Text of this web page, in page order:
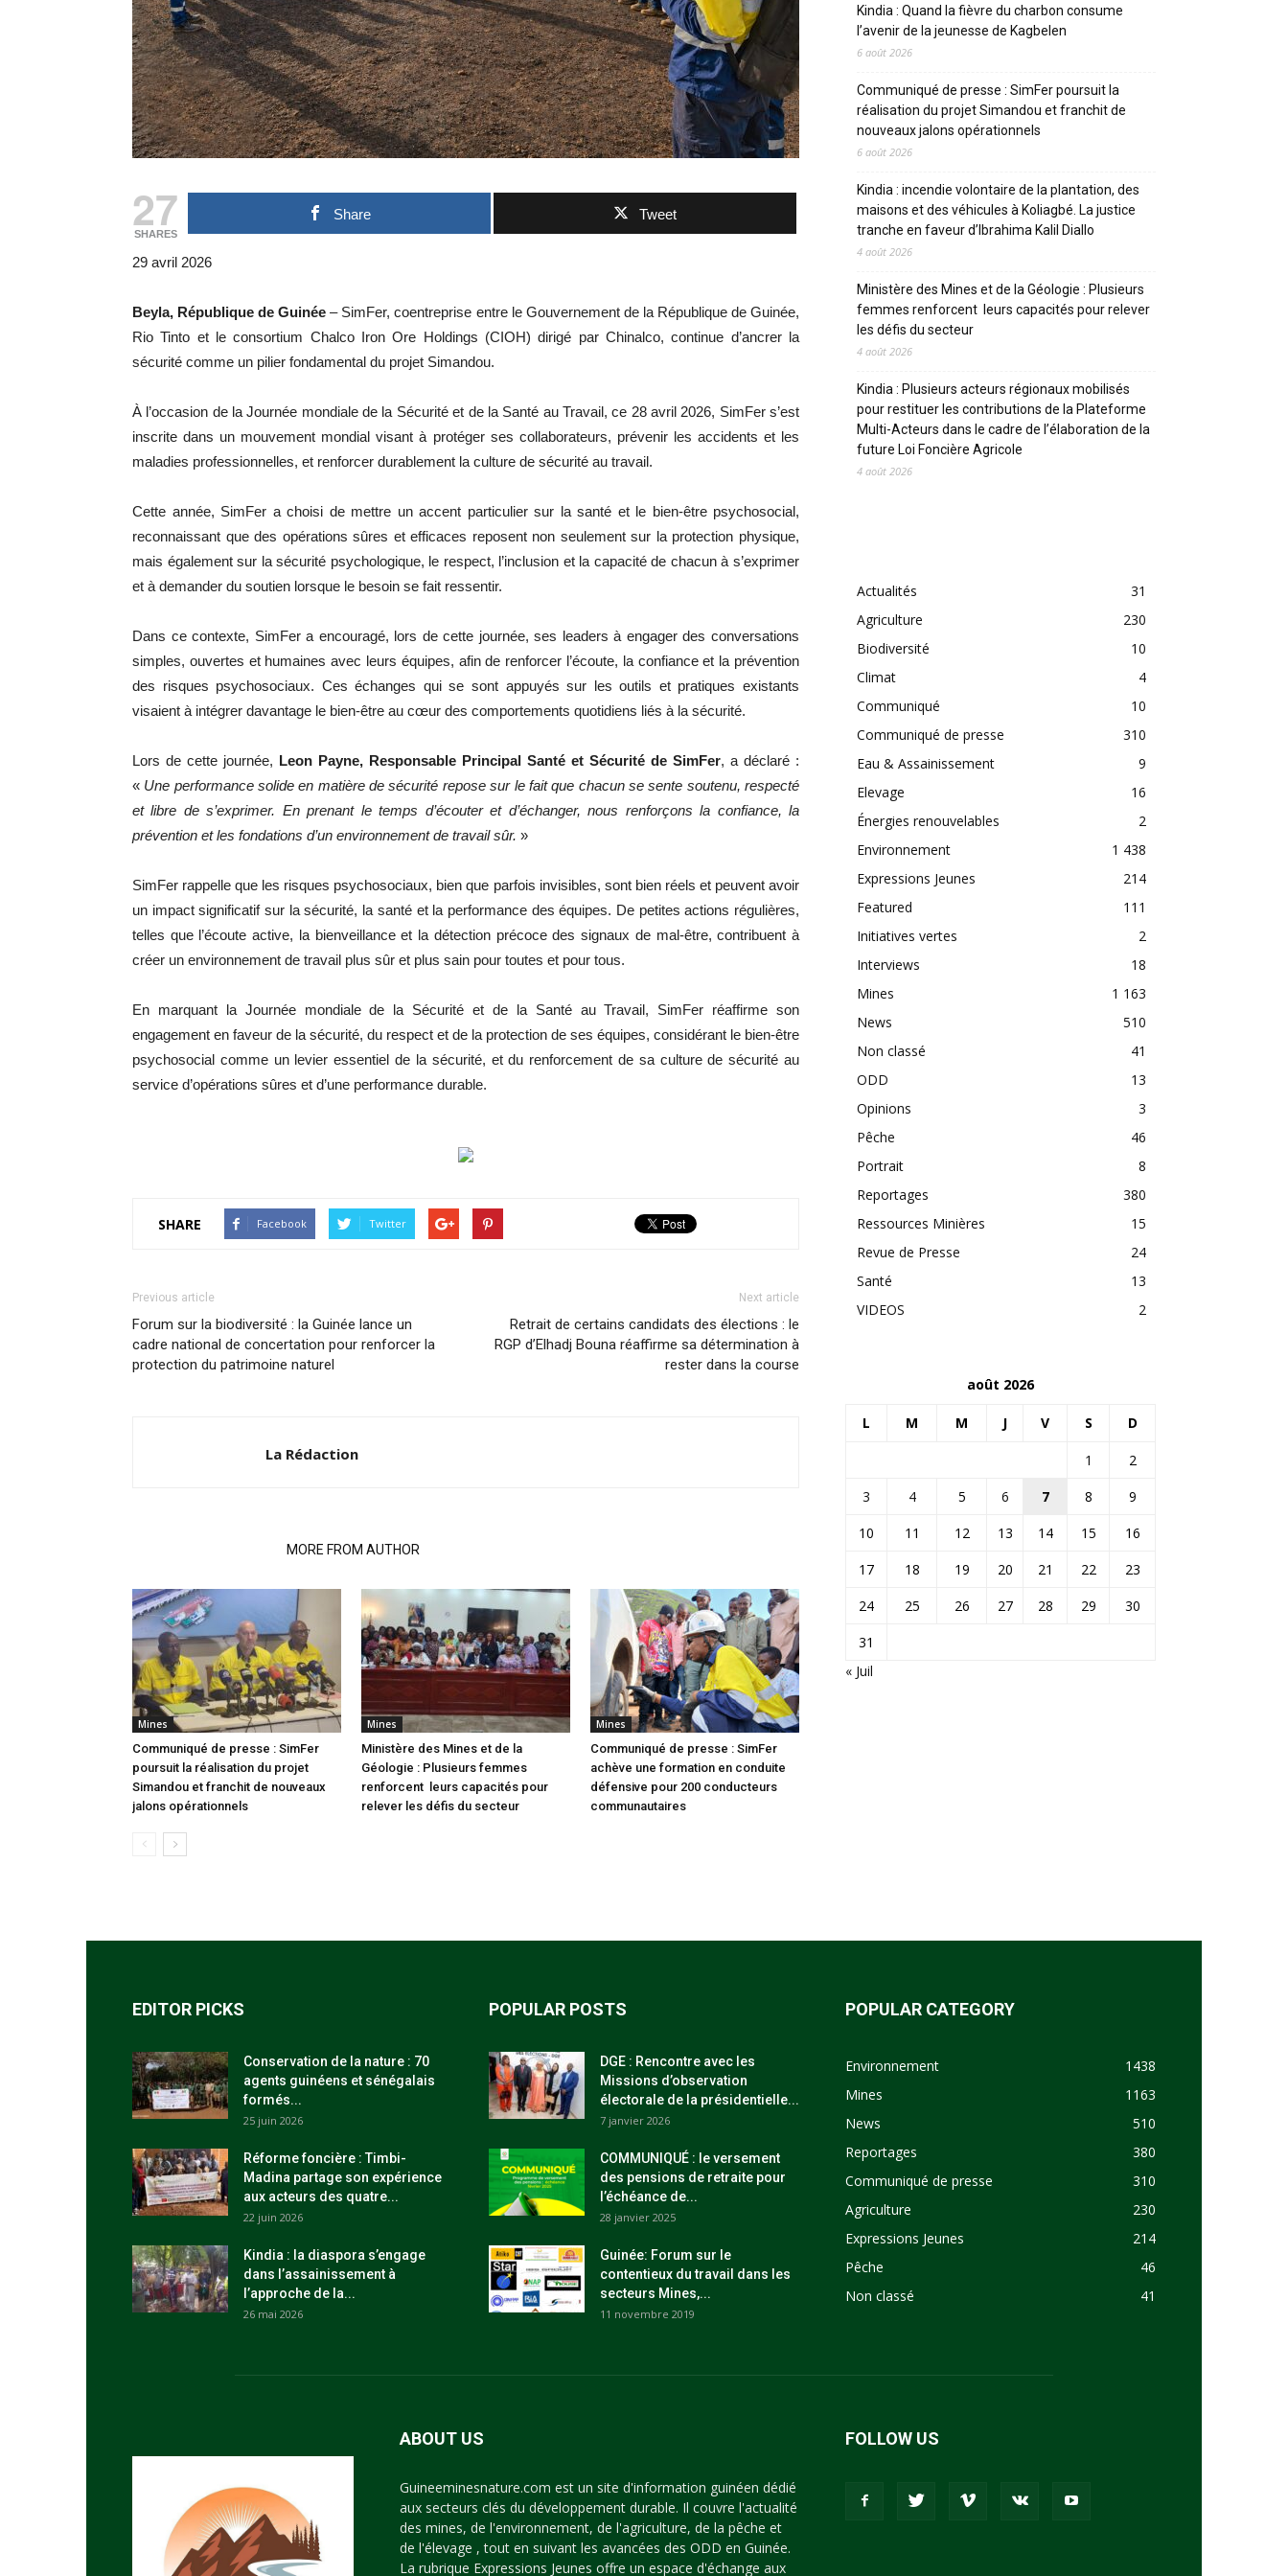
27
SHARES
Share Tweet
29 avril 2026
Beyla, République de Guinée – SimFer, coentreprise entre le Gouvernement de la République de Guinée,
Rio Tinto et le consortium Chalco Iron Ore Holdings (CIOH) dirigé par Chinalco, continue d’ancrer la
sécurité comme un pilier fondamental du projet Simandou.
À l’occasion de la Journée mondiale de la Sécurité et de la Santé au Travail, ce 28 avril 2026, SimFer s’est
inscrite dans un mouvement mondial visant à protéger ses collaborateurs, prévenir les accidents et les
maladies professionnelles, et renforcer durablement la culture de sécurité au travail.
Cette année, SimFer a choisi de mettre un accent particulier sur la santé et le bien‑être psychosocial,
reconnaissant que des opérations sûres et efficaces reposent non seulement sur la protection physique,
mais également sur la sécurité psychologique, le respect, l’inclusion et la capacité de chacun à s’exprimer
et à demander du soutien lorsque le besoin se fait ressentir.
Dans ce contexte, SimFer a encouragé, lors de cette journée, ses leaders à engager des conversations
simples, ouvertes et humaines avec leurs équipes, afin de renforcer l’écoute, la confiance et la prévention
des risques psychosociaux. Ces échanges qui se sont appuyés sur les outils et pratiques existants
visaient à intégrer davantage le bien‑être au cœur des comportements quotidiens liés à la sécurité.
Lors de cette journée, Leon Payne, Responsable Principal Santé et Sécurité de SimFer, a déclaré :
« Une performance solide en matière de sécurité repose sur le fait que chacun se sente soutenu, respecté
et libre de s’exprimer. En prenant le temps d’écouter et d’échanger, nous renforçons la confiance, la
prévention et les fondations d’un environnement de travail sûr. »
SimFer rappelle que les risques psychosociaux, bien que parfois invisibles, sont bien réels et peuvent avoir
un impact significatif sur la sécurité, la santé et la performance des équipes. De petites actions régulières,
telles que l’écoute active, la bienveillance et la détection précoce des signaux de mal‑être, contribuent à
créer un environnement de travail plus sûr et plus sain pour toutes et pour tous.
En marquant la Journée mondiale de la Sécurité et de la Santé au Travail, SimFer réaffirme son
engagement en faveur de la sécurité, du respect et de la protection de ses équipes, considérant le bien‑être
psychosocial comme un levier essentiel de la sécurité, et du renforcement de sa culture de sécurité au
service d’opérations sûres et d’une performance durable.
SHARE Facebook Twitter
Previous article
Forum sur la biodiversité : la Guinée lance un
cadre national de concertation pour renforcer la
protection du patrimoine naturel
Next article
Retrait de certains candidats des élections : le
RGP d’Elhadj Bouna réaffirme sa détermination à
rester dans la course
La Rédaction
MORE FROM AUTHOR
Mines
Communiqué de presse : SimFer
poursuit la réalisation du projet
Simandou et franchit de nouveaux
jalons opérationnels
Mines
Ministère des Mines et de la
Géologie : Plusieurs femmes
renforcent leurs capacités pour
relever les défis du secteur
Mines
Communiqué de presse : SimFer
achève une formation en conduite
défensive pour 200 conducteurs
communautaires
Kindia : Quand la fièvre du charbon consume
l’avenir de la jeunesse de Kagbelen
6 août 2026
Communiqué de presse : SimFer poursuit la
réalisation du projet Simandou et franchit de
nouveaux jalons opérationnels
6 août 2026
Kindia : incendie volontaire de la plantation, des
maisons et des véhicules à Koliagbé. La justice
tranche en faveur d’Ibrahima Kalil Diallo
4 août 2026
Ministère des Mines et de la Géologie : Plusieurs
femmes renforcent leurs capacités pour relever
les défis du secteur
4 août 2026
Kindia : Plusieurs acteurs régionaux mobilisés
pour restituer les contributions de la Plateforme
Multi-Acteurs dans le cadre de l’élaboration de la
future Loi Foncière Agricole
4 août 2026
Actualités
31
Agriculture
230
Biodiversité
10
Climat
4
Communiqué
10
Communiqué de presse
310
Eau & Assainissement
9
Elevage
16
Énergies renouvelables
2
Environnement
1 438
Expressions Jeunes
214
Featured
111
Initiatives vertes
2
Interviews
18
Mines
1 163
News
510
Non classé
41
ODD
13
Opinions
3
Pêche
46
Portrait
8
Reportages
380
Ressources Minières
15
Revue de Presse
24
Santé
13
VIDEOS
2
août 2026
L M M J V S D
1
2
3
4 5 6 7 8
9
10
11 12 13 14 15
16
17
18 19 20 21 22
23
24
25 26 27 28 29
30
31
« Juil
EDITOR PICKS
Conservation de la nature : 70
agents guinéens et sénégalais
formés...
25 juin 2026
Réforme foncière : Timbi-
Madina partage son expérience
aux acteurs des quatre...
22 juin 2026
Kindia : la diaspora s’engage
dans l’assainissement à
l’approche de la...
26 mai 2026
POPULAR POSTS
DGE : Rencontre avec les
Missions d’observation
électorale de la présidentielle...
7 janvier 2026
COMMUNIQUÉ : le versement
des pensions de retraite pour
l’échéance de...
28 janvier 2025
Guinée: Forum sur le
contentieux du travail dans les
secteurs Mines,...
11 novembre 2019
POPULAR CATEGORY
Environnement
1438
Mines
1163
News
510
Reportages
380
Communiqué de presse
310
Agriculture
230
Expressions Jeunes
214
Pêche
46
Non classé
41
ABOUT US
Guineeminesnature.com est un site d'information guinéen dédié
aux secteurs clés du développement durable. Il couvre l'actualité
des mines, de l'environnement, de l'agriculture, de la pêche et
de l'élevage , tout en suivant les avancées des ODD en Guinée.
La rubrique Expressions Jeunes offre un espace d'échange aux
FOLLOW US